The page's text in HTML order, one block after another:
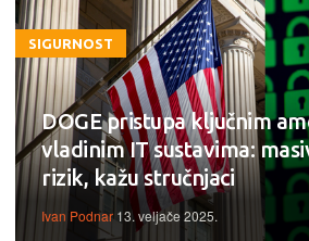
SIGURNOST
DOGE pristupa ključnim
vladinim IT sustavima:
rizik, kažu stručnjaci
Ivan Podnar 13. veljače 2025.